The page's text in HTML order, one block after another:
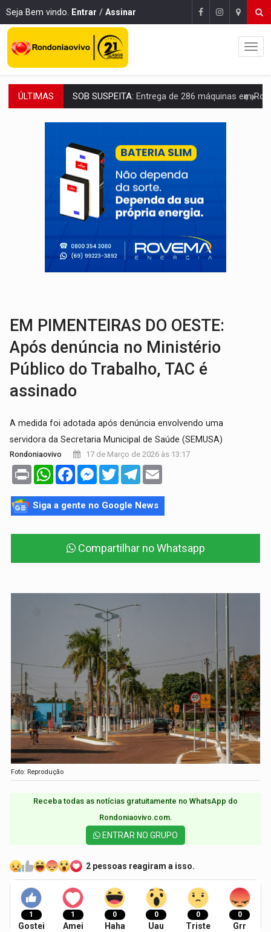
Seja Bem vindo. Entrar / Assinar
ÚLTIMAS ARTIGO:Reter até 50% no distrato imobiliário é legal, mas não pode
DO HOSPITAL AO CAMPO:Veja as mais de 200 ações de Marcos
EXPANSÃO:Grupo Nova Era amplia presença em PVH e transforma Aramix
ROTA GLOBAL: PCC amplia presença internacional e transforma Brasil em
CONEXÃO RONDONIAOVIVO:
EXTENSÃO DE DANOS:Ferroviários pedem ao Iphan recuperação de área
VARIANDO O CARDÁPIO:Veja essa receita de carne assada para o
EM PIMENTEIRAS DO OESTE:
Após denúncia no Ministério
Público do Trabalho, TAC é
assinado
A medida foi adotada após denúncia envolvendo uma
servidora da Secretaria Municipal de Saúde (SEMUSA)
Rondoniaovivo 17 de Março de 2026 às 13:17
Print WhatsAppFacebookMessenger
TwitterTelegram
Siga a gente no Google News
Compartilhar no Whatsapp
Foto: Reprodução
Receba todas as notícias gratuitamente no WhatsApp do
Rondoniaovivo.com.​
ENTRAR NO GRUPO
2 pessoas reagiram a isso.
1
Gostei
1
Amei
0
Haha
0
Uau
0
Triste
0
Grr